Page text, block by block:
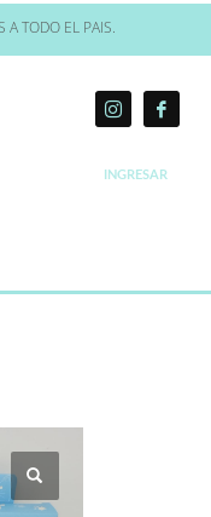
TODO EL PAIS.
INGRESAR